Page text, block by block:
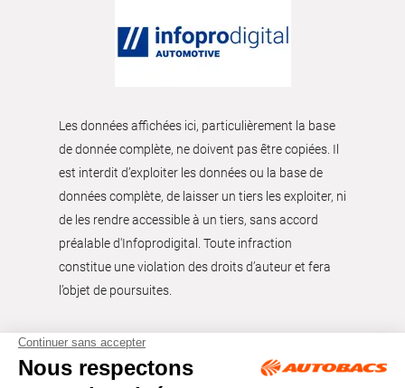
Les données affichées ici, particulièrement la base
de donnée complète, ne doivent pas être copiées. Il
est interdit d’exploiter les données ou la base de
données complète, de laisser un tiers les exploiter, ni
de les rendre accessible à un tiers, sans accord
préalable d'Infoprodigital. Toute infraction
constitue une violation des droits d’auteur et fera
l’objet de poursuites.